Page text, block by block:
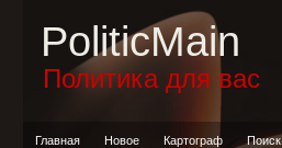
PoliticMain
Политика для вас
Главная Новое Картограф Поиск